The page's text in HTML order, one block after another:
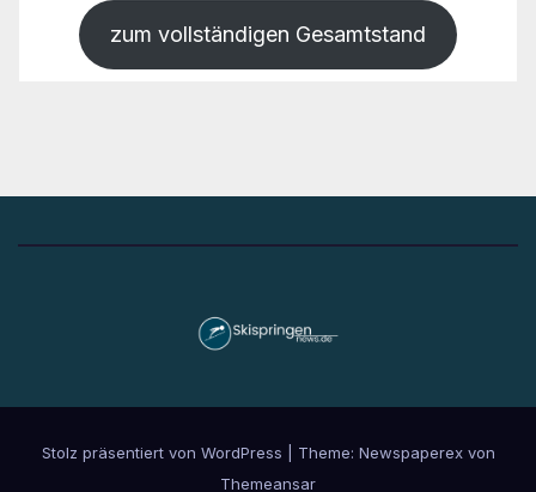
zum vollständigen Gesamtstand
Stolz präsentiert von WordPress
Theme: Newspaperex von
Themeansar